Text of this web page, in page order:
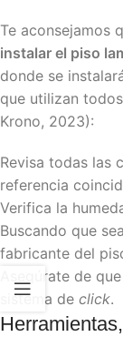
Te aconsejamos
instalar el piso
donde se
que utilizan
Krono, 2023):
Revisa todas las
referencia
Verifica la
Buscando que
fabricante del
Asegúrate de
sistema de click.